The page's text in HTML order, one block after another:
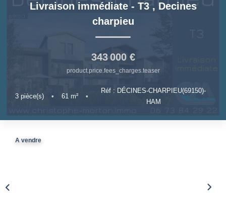
PROGRAMMES NEUFS
Livraison immédiate - T3 , Decines
charpieu
343 000 €
product.price.fees_charges.teaser
3 pièce(s) • 61 m² •
Réf : DÉCINES-CHARPIEU(69150)-
HAM
A vendre